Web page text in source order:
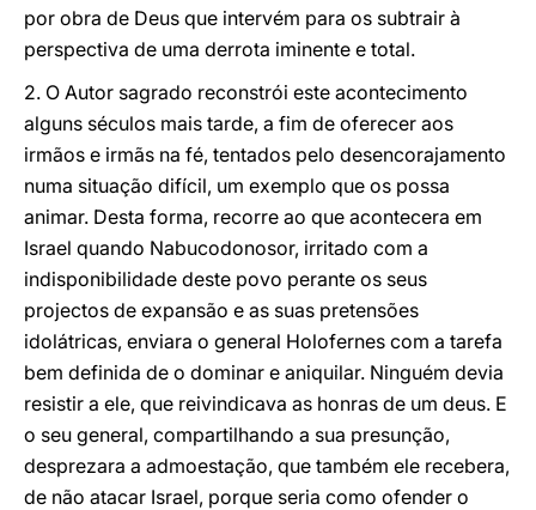
por obra de Deus que intervém para os subtrair à
perspectiva de uma derrota iminente e total.
2. O Autor sagrado reconstrói este acontecimento
alguns séculos mais tarde, a fim de oferecer aos
irmãos e irmãs na fé, tentados pelo desencorajamento
numa situação difícil, um exemplo que os possa
animar. Desta forma, recorre ao que acontecera em
Israel quando Nabucodonosor, irritado com a
indisponibilidade deste povo perante os seus
projectos de expansão e as suas pretensões
idolátricas, enviara o general Holofernes com a tarefa
bem definida de o dominar e aniquilar. Ninguém devia
resistir a ele, que reivindicava as honras de um deus. E
o seu general, compartilhando a sua presunção,
desprezara a admoestação, que também ele recebera,
de não atacar Israel, porque seria como ofender o